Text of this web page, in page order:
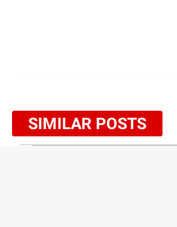
SIMILAR POSTS